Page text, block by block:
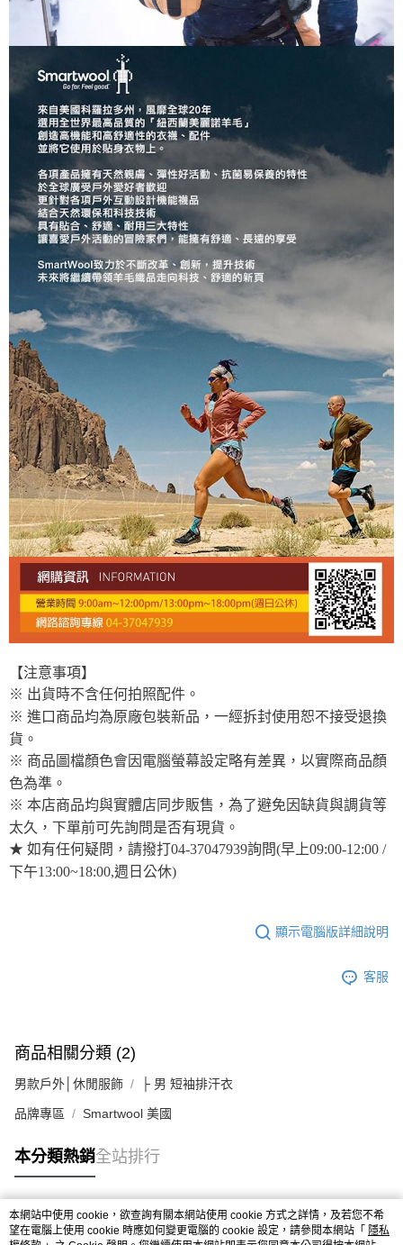
【注意事項】
※ 出貨時不含任何拍照配件。
※ 進口商品均為原廠包裝新品，一經拆封使用恕不接受退換
貨。
※ 商品圖檔顏色會因電腦螢幕設定略有差異，以實際商品顏
色為準。
※ 本店商品均與實體店同步販售，為了避免因缺貨與調貨等
太久，下單前可先詢問是否有現貨。
★ 如有任何疑問，請撥打04-37047939詢問(早上09:00-12:00 /
下午13:00~18:00,週日公休)
顯示電腦版詳細說明
客服
商品相關分類 (2)
男款戶外│休閒服飾 ├ 男 短袖排汗衣
品牌專區 Smartwool 美國
本分類熱銷全站排行
熱門標籤
本網站中使用 cookie，欲查詢有關本網站使用 cookie 方式之詳情，及若您不希
望在電腦上使用 cookie 時應如何變更電腦的 cookie 設定，請參閱本網站「 隱私